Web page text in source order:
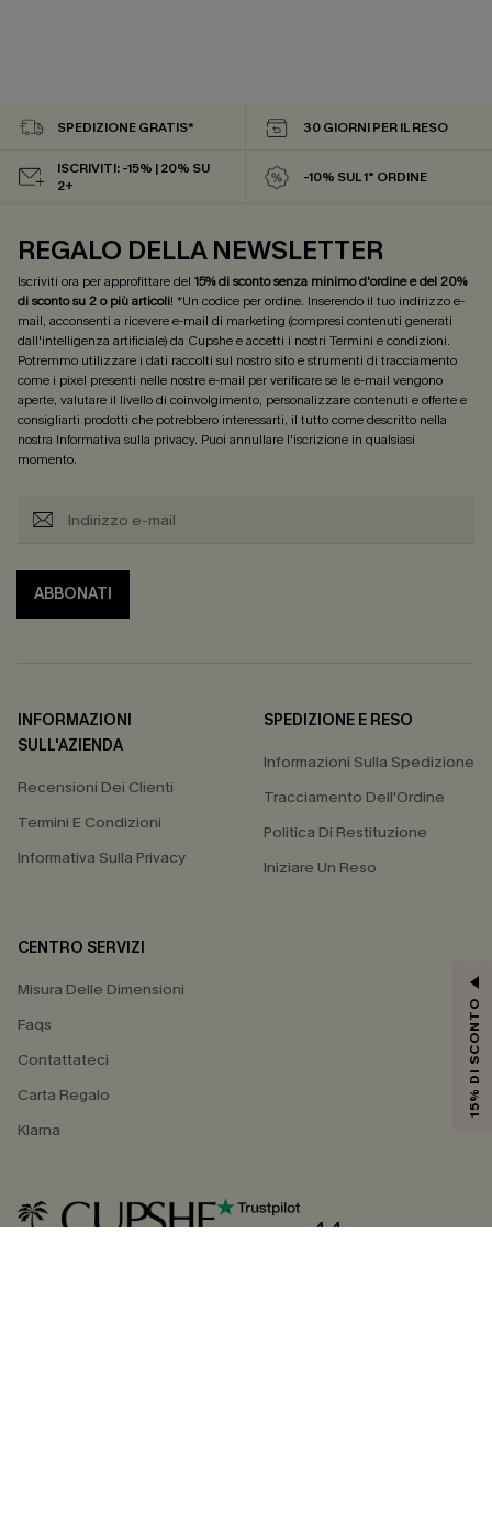
SPEDIZIONE GRATIS* 30 GIORNI PER IL RESO
ISCRIVITI: -15% | 20% SU
2+
-10% SUL 1° ORDINE
REGALO DELLA NEWSLETTER
Iscriviti ora per approfittare del 15% di sconto senza minimo d'ordine e del 20%
di sconto su 2 o più articoli! *Un codice per ordine. Inserendo il tuo indirizzo e-
mail, acconsenti a ricevere e-mail di marketing (compresi contenuti generati
dall'intelligenza artificiale) da Cupshe e accetti i nostri Termini e condizioni.
Potremmo utilizzare i dati raccolti sul nostro sito e strumenti di tracciamento
come i pixel presenti nelle nostre e-mail per verificare se le e-mail vengono
aperte, valutare il livello di coinvolgimento, personalizzare contenuti e offerte e
consigliarti prodotti che potrebbero interessarti, il tutto come descritto nella
nostra Informativa sulla privacy. Puoi annullare l'iscrizione in qualsiasi
momento.
ABBONATI
INFORMAZIONI
SULL'AZIENDA
Recensioni Dei Clienti
Termini E Condizioni
Informativa Sulla Privacy
SPEDIZIONE E RESO
Informazioni Sulla Spedizione
Tracciamento Dell'Ordine
Politica Di Restituzione
Iniziare Un Reso
CENTRO SERVIZI
Misura Delle Dimensioni
Faqs
Contattateci
Carta Regalo
Klarna
4.4
15% DI SCONTO